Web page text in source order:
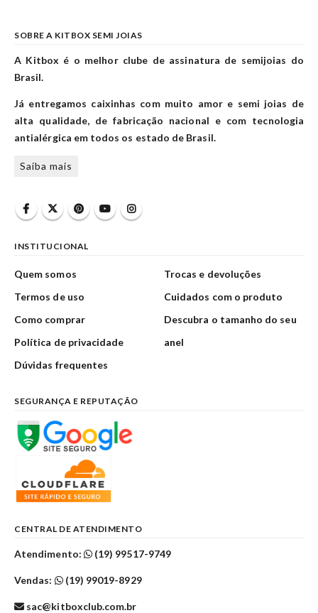
SOBRE A KITBOX SEMI JOIAS
A Kitbox é o melhor clube de assinatura de semijoias do
Brasil.
Já entregamos caixinhas com muito amor e semi joias de
alta qualidade, de fabricação nacional e com tecnologia
antialérgica em todos os estado de Brasil.
Saiba mais
INSTITUCIONAL
Quem somos
Termos de uso
Como comprar
Política de privacidade
Dúvidas frequentes
Trocas e devoluções
Cuidados com o produto
Descubra o tamanho do seu
anel
SEGURANÇA E REPUTAÇÃO
CENTRAL DE ATENDIMENTO
Atendimento: (19) 99517-9749
Vendas: (19) 99019-8929
sac@kitboxclub.com.br